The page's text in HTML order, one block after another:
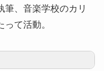
筆、音楽学校のカリ
て活動。